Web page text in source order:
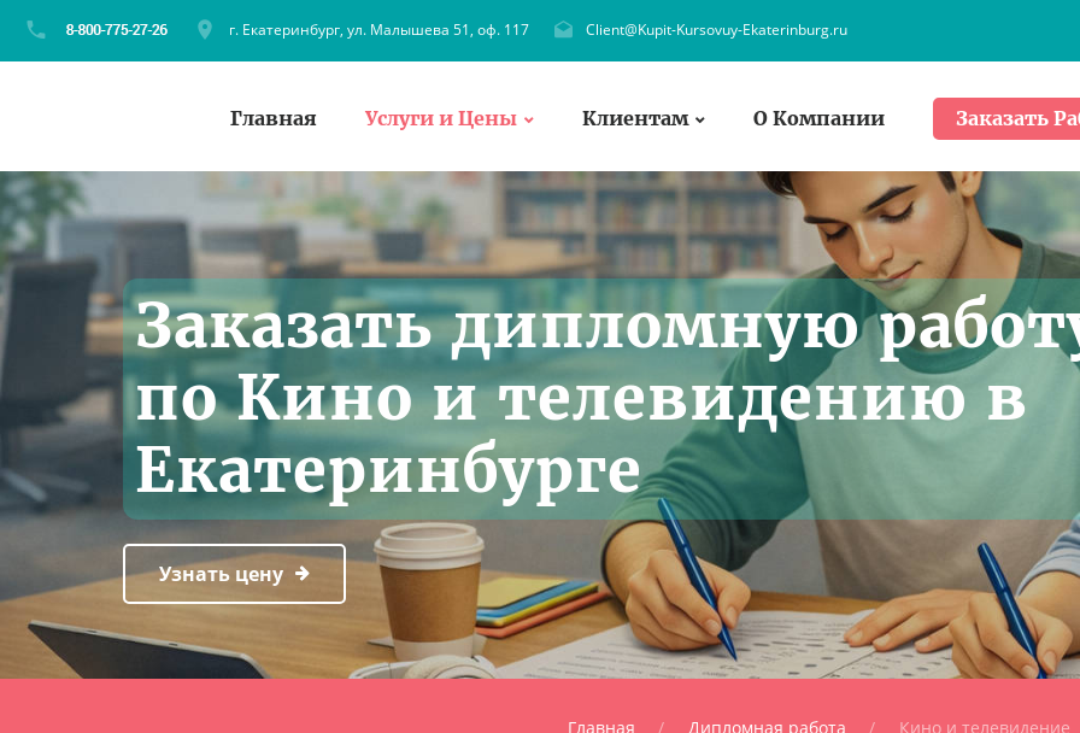
г. Екатеринбург, ул. Малышева 51, оф. 117 Client@Kupit-Kursovuy-Ekaterinburg.ru
Главная Услуги и Цены Клиентам О Компании Заказать
Заказать дипломную
по Кино и телевидению в
Екатеринбурге
Узнать цену
Главная Дипломная работа Кино и телевидение